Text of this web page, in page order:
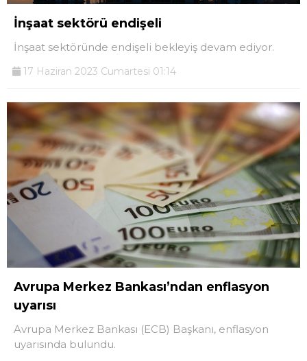
İnşaat sektörü endişeli
İnşaat sektöründe endişeli bekleyiş devam ediyor.
17 Haziran 2023 Cumartesi 01:14
Avrupa Merkez Bankası’ndan enflasyon
uyarısı
Avrupa Merkez Bankası (ECB) Başkanı, enflasyon
uyarısında bulundu.